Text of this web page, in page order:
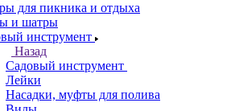
для пикника и отдыха
и шатры
инструмент
Назад
Садовый инструмент
Лейки
Насадки, муфты для полива